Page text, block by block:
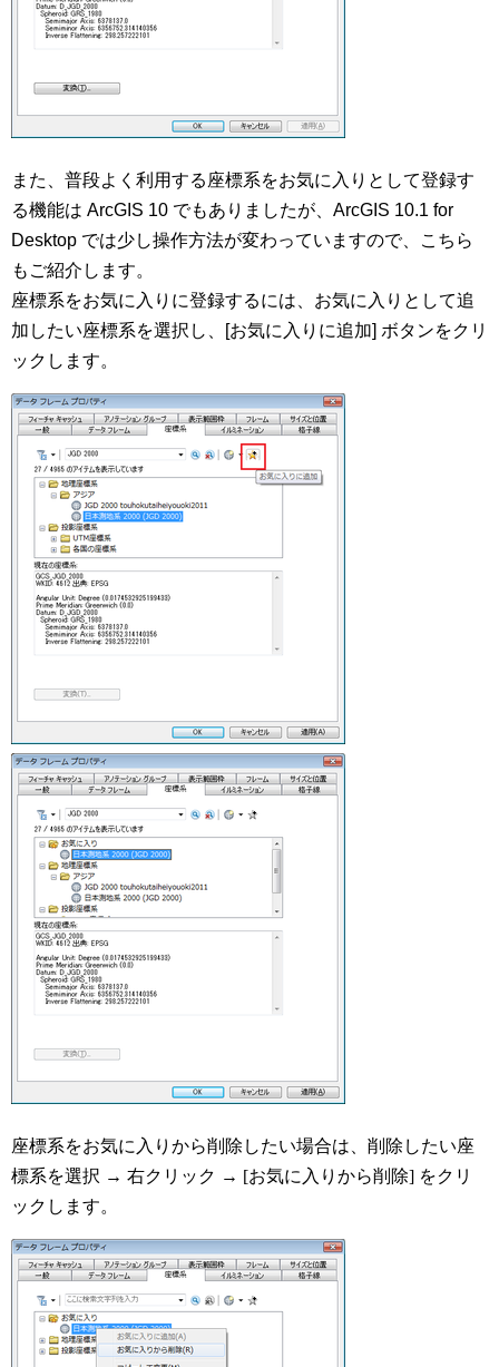
また、普段よく利用する座標系をお気に入りとして登録す
る機能は ArcGIS 10 でもありましたが、ArcGIS 10.1 for
Desktop では少し操作方法が変わっていますので、こちら
もご紹介します。
座標系をお気に入りに登録するには、お気に入りとして追
加したい座標系を選択し、[お気に入りに追加] ボタンをクリ
ックします。
座標系をお気に入りから削除したい場合は、削除したい座
標系を選択 → 右クリック → [お気に入りから削除] をクリ
ックします。